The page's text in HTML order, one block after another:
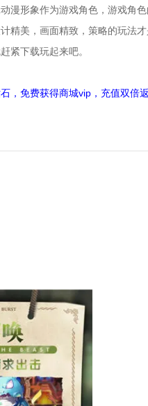
漫形象作为游戏角色，游戏角
精美，画面精致，策略的玩法
紧下载玩起来吧。
，免费获得商城vip，充值双倍